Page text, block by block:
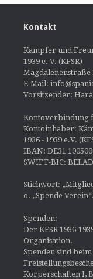
Kontakt
Kämpfer und
1939 e. V. (KFSR)
Magdalenenstraße
E-Mail:
Vorsitzender:
Kontoverbindung
Kontoinhaber:
1936 - 1939 e.V.
IBAN: DE31
SWIFT-BIC:
Stichwort:
o. „Spende Verein“.
Spenden:
Der KFSR 1936-
Organisation.
Spenden sind
Körperschaften I,